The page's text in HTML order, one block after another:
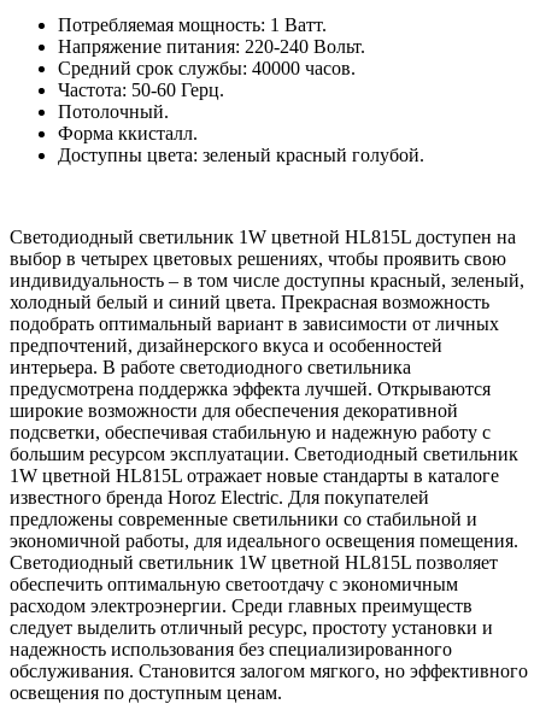
Потребляемая мощность: 1 Ватт.
Напряжение питания: 220-240 Вольт.
Средний срок службы: 40000 часов.
Частота: 50-60 Герц.
Потолочный.
Форма ккисталл.
Доступны цвета: зеленый красный голубой.
Светодиодный светильник 1W цветной HL815L доступен на
выбор в четырех цветовых решениях, чтобы проявить свою
индивидуальность – в том числе доступны красный, зеленый,
холодный белый и синий цвета. Прекрасная возможность
подобрать оптимальный вариант в зависимости от личных
предпочтений, дизайнерского вкуса и особенностей
интерьера. В работе светодиодного светильника
предусмотрена поддержка эффекта лучшей. Открываются
широкие возможности для обеспечения декоративной
подсветки, обеспечивая стабильную и надежную работу с
большим ресурсом эксплуатации. Светодиодный светильник
1W цветной HL815L отражает новые стандарты в каталоге
известного бренда Horoz Electric. Для покупателей
предложены современные светильники со стабильной и
экономичной работы, для идеального освещения помещения.
Светодиодный светильник 1W цветной HL815L позволяет
обеспечить оптимальную светоотдачу с экономичным
расходом электроэнергии. Среди главных преимуществ
следует выделить отличный ресурс, простоту установки и
надежность использования без специализированного
обслуживания. Становится залогом мягкого, но эффективного
освещения по доступным ценам.